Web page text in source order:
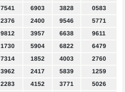
7541 6903 3828
0583
2376 2400 9546
5771
9812 3957 6638
9611
1730 5904 6822
6479
7314 1852 4003
2760
3962 2417 5839
1259
2283 4152 3771
5026